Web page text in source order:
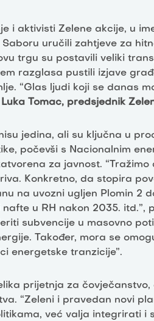
i aktivisti Zelene akcije, u
uručili zahtjeve za
trgu su postavili veliki
razglasa pustili izjave
“Glas ljudi koji se danas
Luka Tomac, predsjednik
jedina, ali su ključna u
počevši s Nacionalnim
za javnost.
Konkretno, da stopira
na uvozni ugljen Plomin 2
u RH nakon 2035. itd.”,
subvencije u masovno
Također, mora se
energetske tranzicije”.
prijetnja za
“Zeleni i pravedan novi
već valja integrirati i